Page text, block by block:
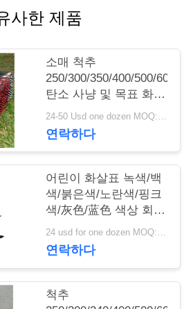
사한 제품
소매 척추
250/300/350/400/500/600/
탄소 사냥 및 목표 화살
표
24-50 Usd one dozen MOQ:10 다스
연락하다
어린이 화살표 녹색/백
색/붉은색/노란색/핑크
색/灰色/蓝色 색상 회화
척추
400/500/600/700/800/1000/
탄소 화살표
24 usd for one dozen MOQ:2 다수
연락하다
척추